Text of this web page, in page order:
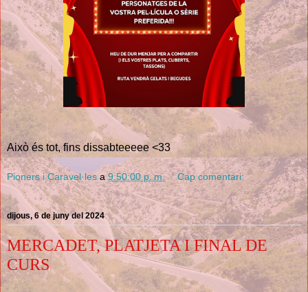
Això és tot, fins dissabteeeee <33
Pioners i Caravel·les a9:50:00 p. m. Cap comentari:
dijous, 6 de juny del 2024
MERCADET, PLATJETA I FINAL DE
CURS